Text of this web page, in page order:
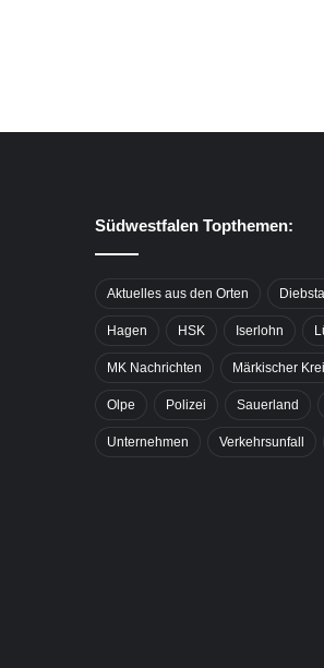
Südwestfalen Topthemen:
Aktuelles aus den Orten
Hagen HSK Iserlohn
MK Nachrichten Märkischer
Olpe Polizei Sauerland
Unternehmen Verkehrsunfall